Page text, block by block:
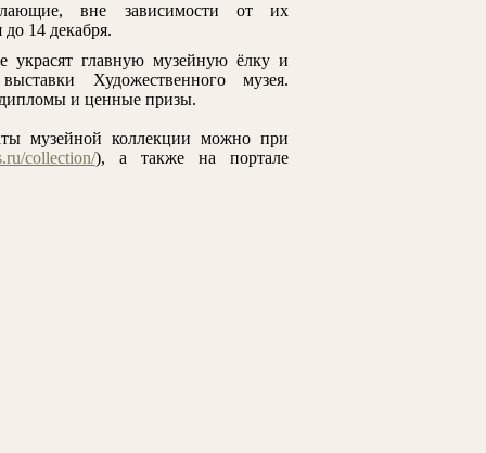
вне зависимости от их
14 декабря.
главную музейную ёлку и
Художественного музея.
дипломы и ценные призы.
музейной коллекции можно при
collection/), а также на портале